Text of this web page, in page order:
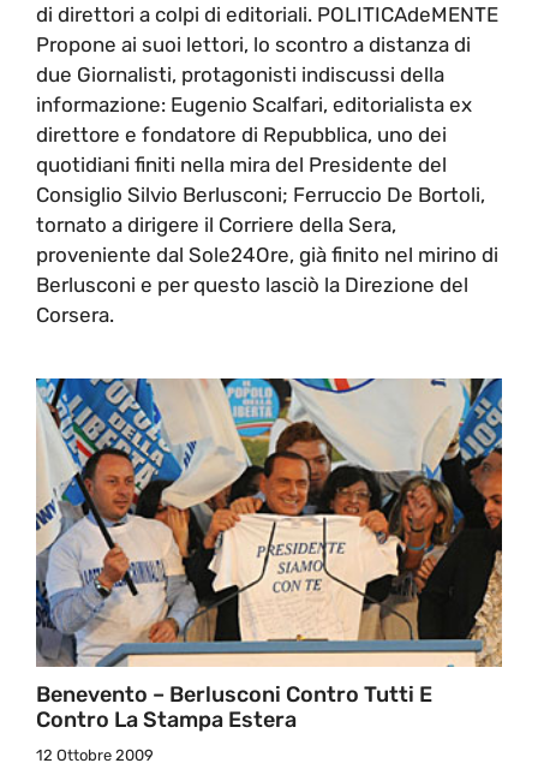
di direttori a colpi di editoriali. POLITICAdeMENTE
Propone ai suoi lettori, lo scontro a distanza di
due Giornalisti, protagonisti indiscussi della
informazione: Eugenio Scalfari, editorialista ex
direttore e fondatore di Repubblica, uno dei
quotidiani finiti nella mira del Presidente del
Consiglio Silvio Berlusconi; Ferruccio De Bortoli,
tornato a dirigere il Corriere della Sera,
proveniente dal Sole24Ore, già finito nel mirino di
Berlusconi e per questo lasciò la Direzione del
Corsera.
Benevento – Berlusconi Contro Tutti E
Contro La Stampa Estera
12 Ottobre 2009